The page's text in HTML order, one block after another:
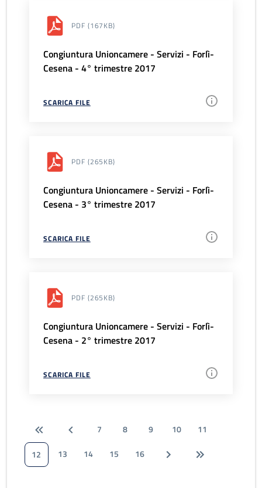
PDF (167KB)
Congiuntura Unioncamere - Servizi - Forlì-
Cesena - 4° trimestre 2017
SCARICA FILE
PDF (265KB)
Congiuntura Unioncamere - Servizi - Forlì-
Cesena - 3° trimestre 2017
SCARICA FILE
PDF (265KB)
Congiuntura Unioncamere - Servizi - Forlì-
Cesena - 2° trimestre 2017
SCARICA FILE
7 8 9 10
11
12
13 14 15 16